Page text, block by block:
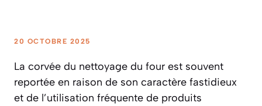
20 OCTOBRE 2025
La corvée du nettoyage du four est souvent
reportée en raison de son caractère fastidieux
et de l’utilisation fréquente de produits